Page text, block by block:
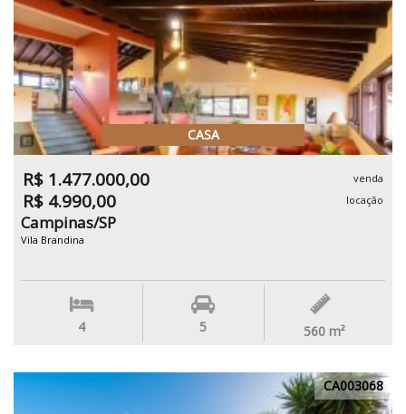
CASA
R$ 1.477.000,00 venda
R$ 4.990,00 locação
Campinas/SP
Vila Brandina
4 5 560 m²
CA003068